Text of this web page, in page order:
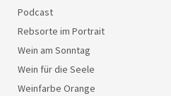
Podcast
Rebsorte im Portrait
Wein am Sonntag
Wein für die Seele
Weinfarbe Orange